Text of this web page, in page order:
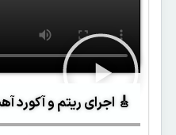
🎸 اجرای ریتم و آکورد